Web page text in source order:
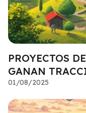
PROYECTOS
GANAN
01/08/2025